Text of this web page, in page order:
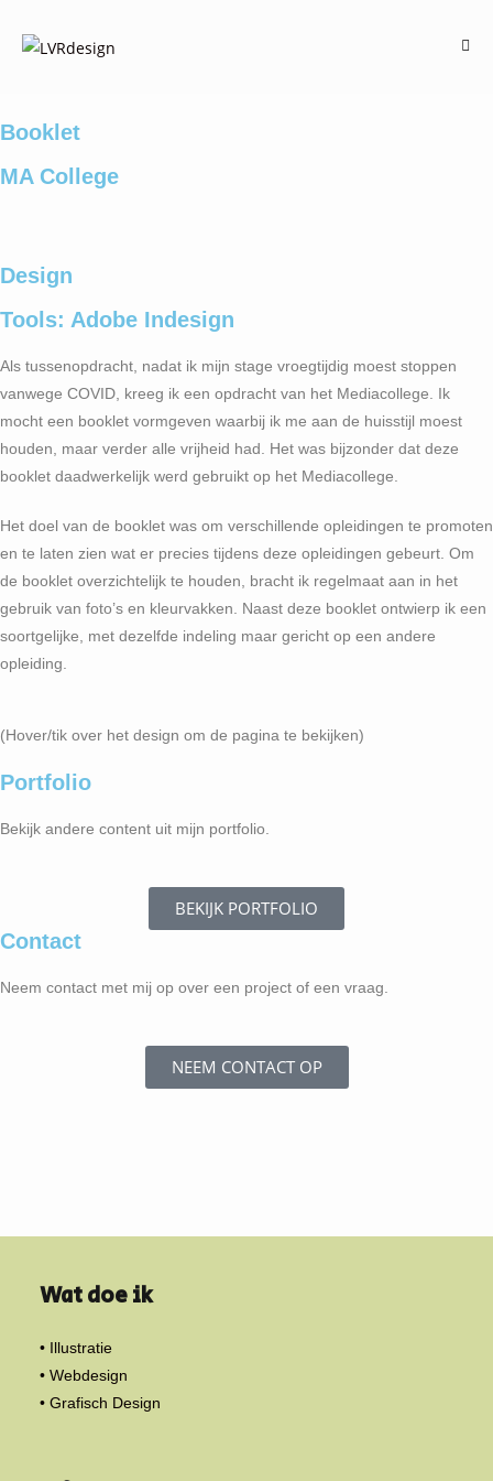
Booklet
MA College
Design
Tools: Adobe Indesign
Als tussenopdracht, nadat ik mijn stage vroegtijdig moest stoppen
vanwege COVID, kreeg ik een opdracht van het Mediacollege. Ik
mocht een booklet vormgeven waarbij ik me aan de huisstijl moest
houden, maar verder alle vrijheid had. Het was bijzonder dat deze
booklet daadwerkelijk werd gebruikt op het Mediacollege.
Het doel van de booklet was om verschillende opleidingen te promoten
en te laten zien wat er precies tijdens deze opleidingen gebeurt. Om
de booklet overzichtelijk te houden, bracht ik regelmaat aan in het
gebruik van foto’s en kleurvakken. Naast deze booklet ontwierp ik een
soortgelijke, met dezelfde indeling maar gericht op een andere
opleiding.
(Hover/tik over het design om de pagina te bekijken)
Portfolio
Bekijk andere content uit mijn portfolio.
BEKIJK PORTFOLIO
Contact
Neem contact met mij op over een project of een vraag.
NEEM CONTACT OP
Wat doe ik
• Illustratie
• Webdesign
• Grafisch Design